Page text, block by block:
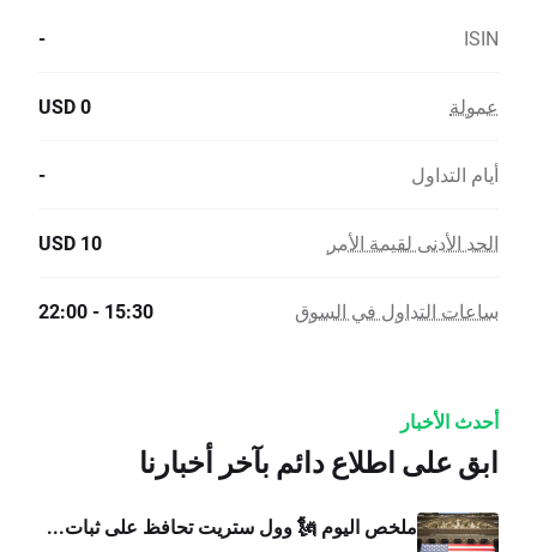
ISIN
-
عمولة 0 USD
أيام التداول -
الحد الأدنى لقيمة الأمر 10 USD
ساعات التداول في السوق 15:30 - 22:00
أحدث الأخبار
ابق على اطلاع دائم بآخر أخبارنا
ملخص اليوم 🗽 وول ستريت تحافظ على ثبات...